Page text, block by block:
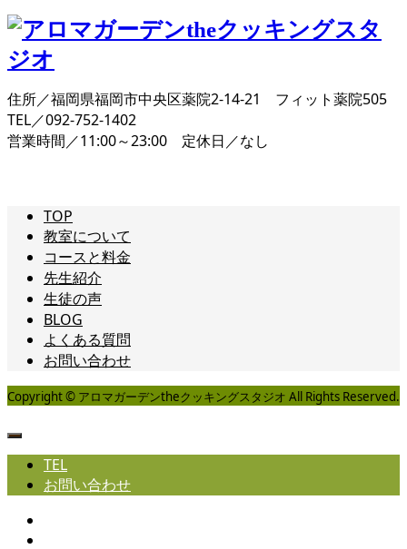
住所／福岡県福岡市中央区薬院2-14-21 フィット薬院505
TEL／092-752-1402
営業時間／11:00～23:00 定休日／なし
TOP
教室について
コースと料金
先生紹介
生徒の声
BLOG
よくある質問
お問い合わせ
Copyright © アロマガーデンtheクッキングスタジオ All Rights Reserved.
TEL
お問い合わせ